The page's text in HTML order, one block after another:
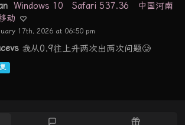
Windows 10 Safari 537.36
中国河南
动
17th, 2026 at 06:50 pm
我从0.9往上升两次出两次问题🥲
随